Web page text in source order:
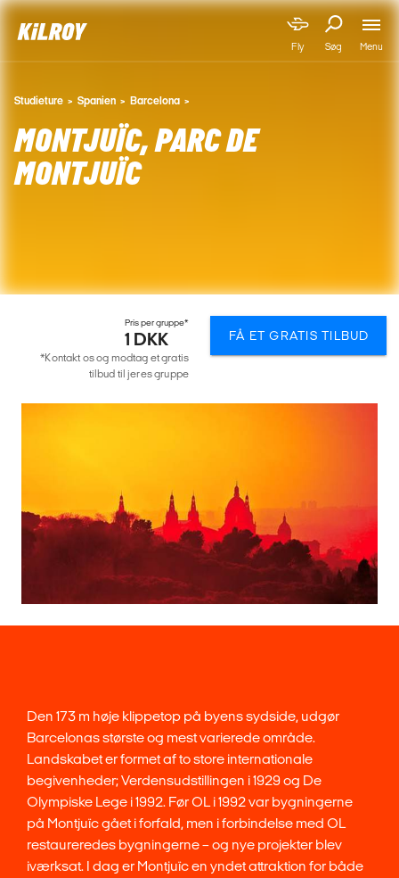
Fly Søg Menu
Studieture Spanien Barcelona
MONTJUÏC, PARC DE
MONTJUÏC
Den 173 m høje klippetop på byens sydside, udgør
Barcelonas største og mest varierede område.
Landskabet er formet af to store internationale
begivenheder; Verdensudstillingen i 1929 og De
Olympiske Lege i 1992. Før OL i 1992 var bygningerne
på Montjuïc gået i forfald, men i forbindelse med OL
restaureredes bygningerne – og nye projekter blev
iværksat. I dag er Montjuïc en yndet attraktion for både
Pris per gruppe*
1 DKK
*Kontakt os og modtag et gratis
tilbud til jeres gruppe
FÅ ET GRATIS TILBUD